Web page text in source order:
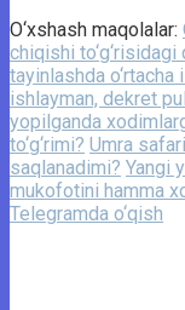
O‘xshash maqolalar:
chiqishi
tayinlashda o‘rtacha
ishlayman, dekret
yopilganda
to‘g‘rimi? Umra
saqlanadimi? Yangi
mukofotini hamma
Telegramda o‘qish